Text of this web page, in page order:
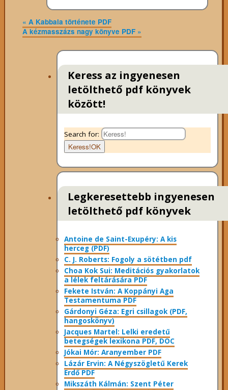
« A Kabbala története PDF
A kézmasszázs nagy könyve PDF »
Keress az ingyenesen
letölthető pdf könyvek
között!
Search for:
Keress!OK
Legkeresettebb ingyenesen
letölthető pdf könyvek
Antoine de Saint-Exupéry: A kis
herceg (PDF)
C. J. Roberts: Fogoly a sötétben pdf
Choa Kok Sui: Meditációs gyakorlatok
a lélek feltárására PDF
Fekete István: A Koppányi Aga
Testamentuma PDF
Gárdonyi Géza: Egri csillagok (PDF,
hangoskönyv)
Jacques Martel: Lelki eredetű
betegségek lexikona PDF, DOC
Jókai Mór: Aranyember PDF
Lázár Ervin: A Négyszögletű Kerek
Erdő PDF
Mikszáth Kálmán: Szent Péter